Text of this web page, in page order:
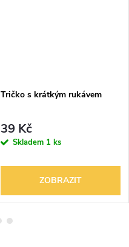
Tričko s krátkým rukávem
39 Kč
Skladem 1 ks
ZOBRAZIT